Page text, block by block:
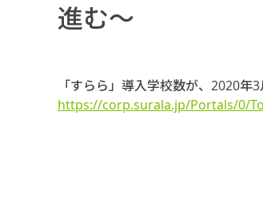
進む～
「すらら」導入学校数が、2020年
https://corp.surala.jp/Portals/0/